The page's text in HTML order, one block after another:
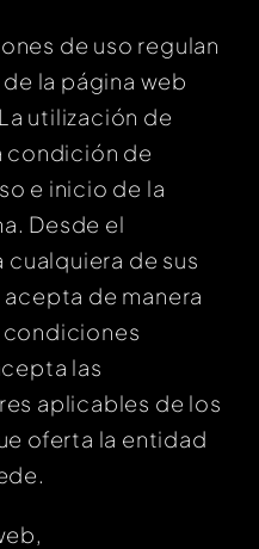
de uso regulan
la página web
utilización de
condición de
e inicio de la
Desde el
de sus
de manera
condiciones
las
aplicables de los
oferta la entidad